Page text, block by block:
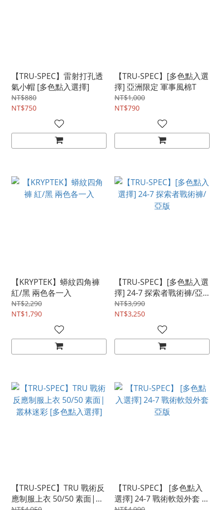
【TRU-SPEC】雷射打孔透
氣小帽 [多色點入選擇]
NT$880
NT$750
【TRU-SPEC】[多色點入選
擇] 亞洲限定 軍事風棉T
NT$1,000
NT$790
【KRYPTEK】蟒紋四角褲
紅/黑 兩色各一入
NT$2,290
NT$1,790
【TRU-SPEC】[多色點入選
擇] 24-7 探索者戰術褲/亞
版
NT$3,990
NT$3,250
【TRU-SPEC】TRU 戰術反
應制服上衣 50/50 素面|叢
【TRU-SPEC】 [多色點入
選擇] 24-7 戰術軟殼外套 亞